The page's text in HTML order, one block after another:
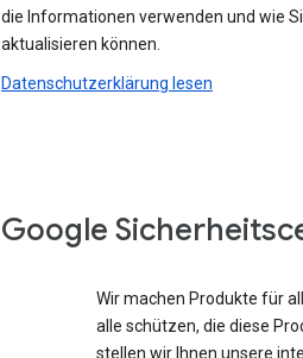
die Informationen verwenden und wie
aktualisieren können.
Datenschutzerklärung lesen
Google
Wir machen Produkte für
alle schützen, die diese
stellen wir Ihnen unsere